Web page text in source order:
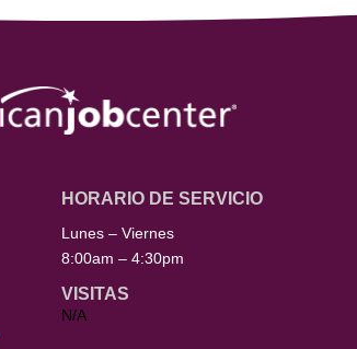
HORARIO DE SERVICIO
Lunes – Viernes
8:00am – 4:30pm
VISITAS
N/A